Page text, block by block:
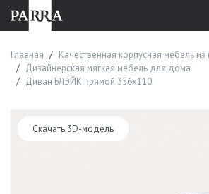
Главная
Качественная корпусная мебель
Дизайнерская мягкая мебель для дома
Диван БЛЭЙК прямой 356х110
Скачать 3D-модель